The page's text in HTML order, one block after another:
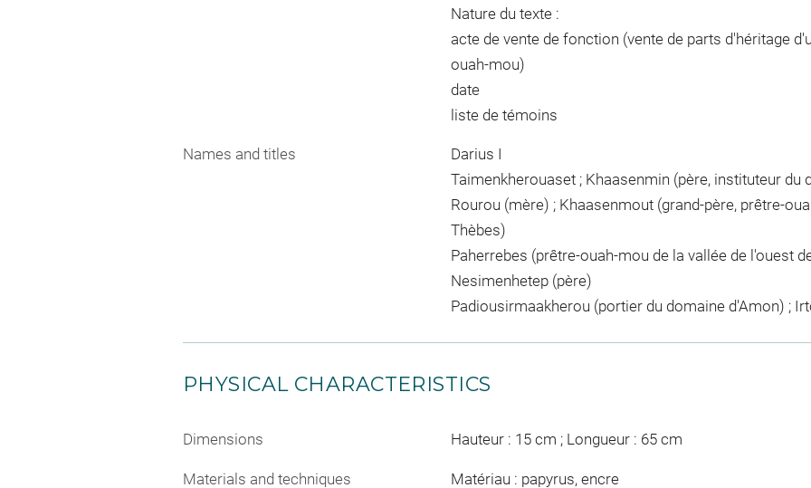
Nature du texte :
acte de vente de fonction (vente de parts d'héritage
ouah-mou)
date
liste de témoins
Names and titles
Darius I
Taimenkherouaset ; Khaasenmin (père, instituteur du
Rourou (mère) ; Khaasenmout (grand-père, prêtre-
Thèbes)
Paherrebes (prêtre-ouah-mou de la vallée de l'ouest
Nesimenhetep (père)
Padiousirmaakherou (portier du domaine d'Amon) ;
PHYSICAL CHARACTERISTICS
Dimensions Hauteur : 15 cm ; Longueur : 65 cm
Materials and techniques Matériau : papyrus, encre